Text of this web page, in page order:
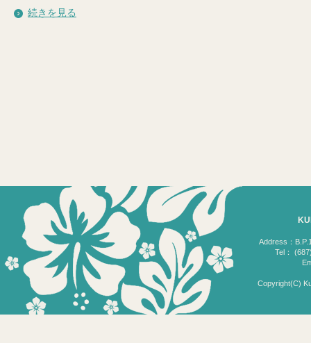
続きを見る
Address：
Tel：
Copyright(C)